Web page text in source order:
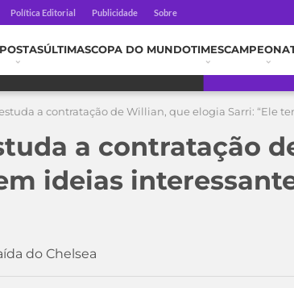
Política Editorial Publicidade Sobre
ÚLTIMASCOPA DO MUNDOTIMES
a contratação de Willian, que elogia Sarri: “Ele
a contratação
ideias
do Chelsea